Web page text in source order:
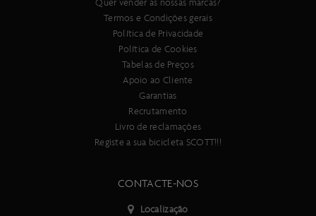
Quer vender as nossas marcas?
Termos e Condições gerais
Política de Privacidade
Política de Cookies
Tabelas de Preços
Apoio ao Cliente
Garantias
Recrutamento
Livro de reclamações
Registe a sua bicicleta SCOTT!!!
CONTACTE-NOS
Localização